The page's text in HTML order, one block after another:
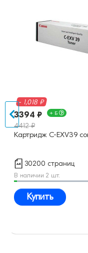
- 1,018 ₽
3394 ₽ + Б
4412 ₽
Картридж C-EXV39
30200 страниц
В наличии 2 шт.
Купить